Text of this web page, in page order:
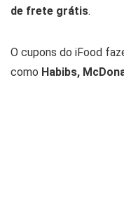
de frete grátis.
O cupons do iFood
como Habibs,